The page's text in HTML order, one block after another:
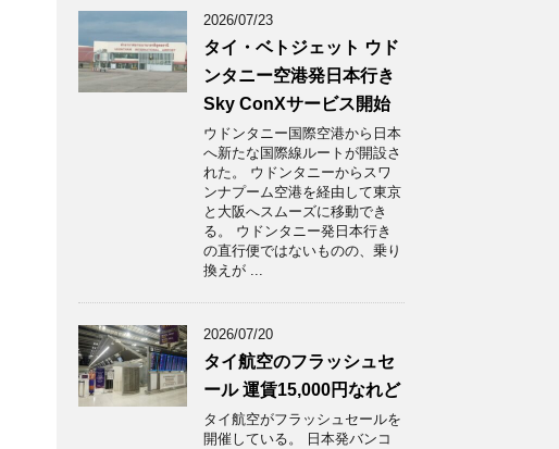
2026/07/23
タイ・ベトジェット ウド
ンタニー空港発日本行き
Sky ConXサービス開始
ウドンタニー国際空港から日本
へ新たな国際線ルートが開設さ
れた。 ウドンタニーからスワ
ンナプーム空港を経由して東京
と大阪へスムーズに移動でき
る。 ウドンタニー発日本行き
の直行便ではないものの、乗り
換えが ...
2026/07/20
タイ航空のフラッシュセ
ール 運賃15,000円なれど
タイ航空がフラッシュセールを
開催している。 日本発バンコ